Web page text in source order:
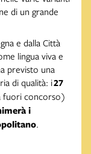
di un grande
e dalla Città
lingua viva e
previsto una
di qualità: i27
fuori concorso)
i
.